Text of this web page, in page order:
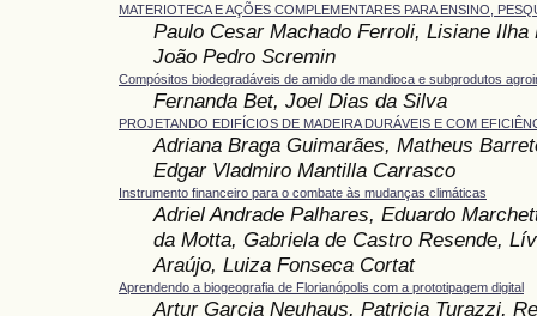
MATERIOTECA E AÇÕES COMPLEMENTARES PARA ENSINO,
Paulo Cesar Machado Ferroli, Lisiane Ilha
João Pedro Scremin
Compósitos biodegradáveis de amido de mandioca e subprodutos
Fernanda Bet, Joel Dias da Silva
PROJETANDO EDIFÍCIOS DE MADEIRA DURÁVEIS E COM
Adriana Braga Guimarães, Matheus
Edgar Vladmiro Mantilla Carrasco
Instrumento financeiro para o combate às mudanças climáticas
Adriel Andrade Palhares, Eduardo
da Motta, Gabriela de Castro Resende,
Araújo, Luiza Fonseca Cortat
Aprendendo a biogeografia de Florianópolis com a prototipagem digital
Artur Garcia Neuhaus, Patricia Turazzi,